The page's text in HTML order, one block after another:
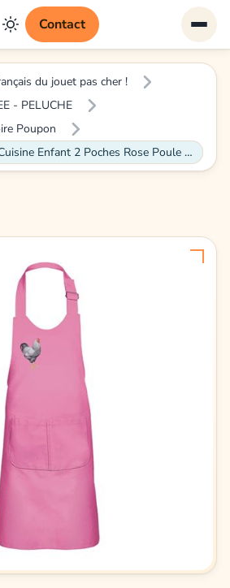
Contact
du jouet pas cher !
- PELUCHE
Poupon
Fabulous Tablier Cuisine Enfant 2 Poches Rose Poule Dessin - Haut de gamme